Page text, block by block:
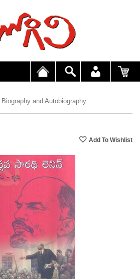
Biography and Autobiography